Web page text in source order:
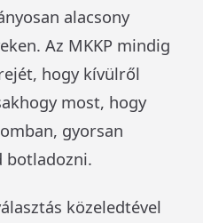
alacsony
Az MKKP mindig
hogy kívülről
most, hogy
gyorsan
botladozni.
közeledtével